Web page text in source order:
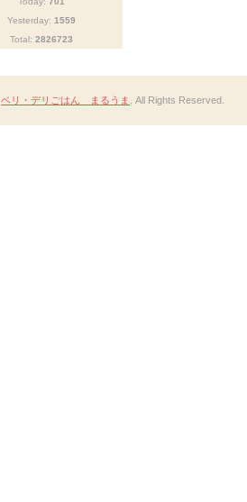
Yesterday: 1559
Total: 2826723
ベリ・デリごはん まるうま . All Rights Reserved.